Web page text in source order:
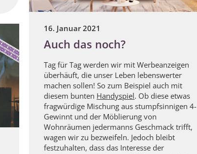
16. Januar 2021
Auch das noch?
Tag für Tag werden wir mit Werbeanzeigen
überhäuft, die unser Leben lebenswerter
machen sollen! So zum Beispiel auch mit
diesem bunten Handyspiel . Ob diese etwas
fragwürdige Mischung aus stumpfsinnigen 4-
Gewinnt und der Möblierung von
Wohnräumen jedermanns Geschmack trifft,
wagen wir zu bezweifeln. Jedoch bleibt
festzuhalten, dass das Interesse der